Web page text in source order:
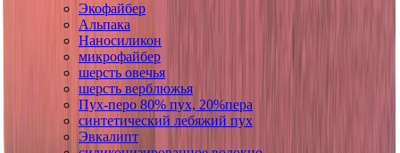
Экофайбер
Альпака
Наносиликон
микрофайбер
шерсть овечья
шерсть верблюжья
Пух-перо 80% пух, 20%пера
синтетический лебяжий пух
Эвкалипт